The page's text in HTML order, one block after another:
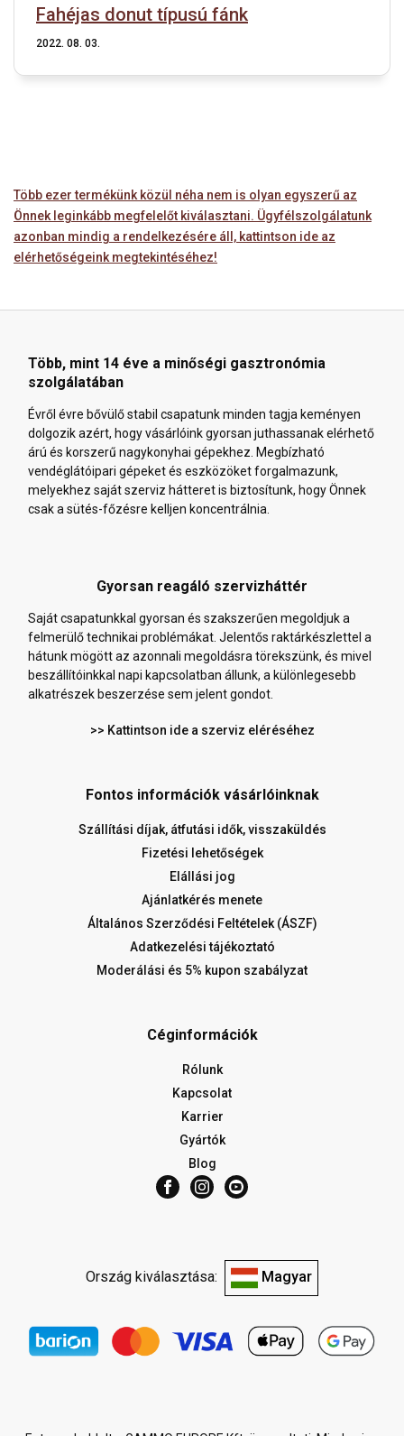
Fahéjas donut típusú fánk
2022. 08. 03.
Több ezer termékünk közül néha nem is olyan egyszerű az
Önnek leginkább megfelelőt kiválasztani. Ügyfélszolgálatunk
azonban mindig a rendelkezésére áll, kattintson ide az
elérhetőségeink megtekintéséhez!
Több, mint 14 éve a minőségi gasztronómia
szolgálatában
Évről évre bővülő stabil csapatunk minden tagja keményen
dolgozik azért, hogy vásárlóink gyorsan juthassanak elérhető
árú és korszerű nagykonyhai gépekhez. Megbízható
vendéglátóipari gépeket és eszközöket forgalmazunk,
melyekhez saját szerviz hátteret is biztosítunk, hogy Önnek
csak a sütés-főzésre kelljen koncentrálnia.
Gyorsan reagáló szervizháttér
Saját csapatunkkal gyorsan és szakszerűen megoldjuk a
felmerülő technikai problémákat. Jelentős raktárkészlettel a
hátunk mögött az azonnali megoldásra törekszünk, és mivel
beszállítóinkkal napi kapcsolatban állunk, a különlegesebb
alkatrészek beszerzése sem jelent gondot.
>> Kattintson ide a szerviz eléréséhez
Fontos információk vásárlóinknak
Szállítási díjak, átfutási idők, visszaküldés
Fizetési lehetőségek
Elállási jog
Ajánlatkérés menete
Általános Szerződési Feltételek (ÁSZF)
Adatkezelési tájékoztató
Moderálási és 5% kupon szabályzat
Céginformációk
Rólunk
Kapcsolat
Karrier
Gyártók
Blog
Ország kiválasztása: Magyar